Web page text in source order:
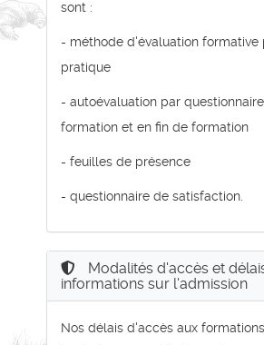
sont :
- méthode d'évaluation formative
pratique
- autoévaluation par
formation et en fin de formation
- feuilles de présence
- questionnaire de satisfaction.
Modalités d'accès et
informations sur l'admission
Nos délais d'accès aux